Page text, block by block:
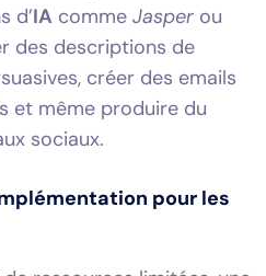
d’IA comme Jasper ou
des descriptions de
créer des emails
et même produire du
sociaux.
pour les